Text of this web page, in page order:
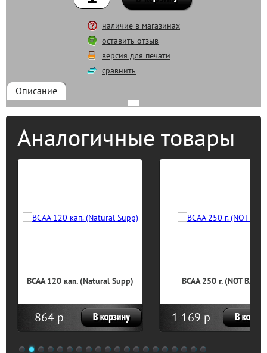
наличие в магазинах
оставить отзыв
версия для печати
сравнить
Описание
Аналогичные товары
BCAA 120 кап. (Natural Supp)
864 р
BCAA 250 г. (NOT BAD)
1 169 р
1 2 3 4 5 6 7 8 9 10 11 12 13 14 15 16 17 18 19